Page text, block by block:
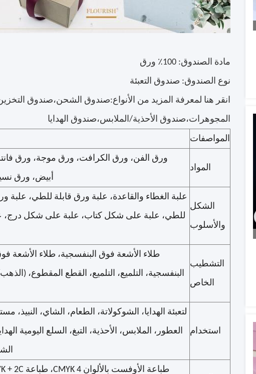
مادة الصندوق: 100٪ ورق
نوع الصندوق: صندوق التعبئة
انقر هنا لمعرفة المزيد من الأنواع:صندوق الشحن،صندوق
المجوهرات،صندوق الأحذية/الملابس،صندوق الهدايا
المواصفات
المواد
ورق الفن، ورق الكرافت، ورق موجة، ورق
أبيض، ورق
الشكل
والأسلوب
علبة الغطاء والقاعدة، علبة ورق قابلة للطي،
للطي، علبة على شكل كتاب، علبة على شكل درج،
التشطيب
الخاص
طلاء الأشعة فوق البنفسجية، طلاء الأشعة
البنفسجية، التلميع، التلميع، القطع المقطوع،
استخدام
لتعبئة الهدايا، الشوكولاتة، الطعام، الشاي،
العطور، الملابس، الأحذية، التبغ، السلع اليومية